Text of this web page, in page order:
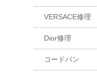
VERSACE修理
Dior修理
コードバン